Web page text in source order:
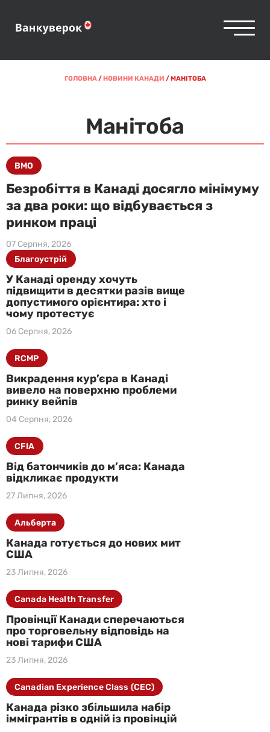
ГОЛОВНА/НОВИНИ КАНАДИ /МАНІТОБА
Манітоба
Безробіття в Канаді досягло мінімуму
за два роки: що відбувається з
ринком праці
07 Серпня, 2026
BMO
У Канаді оренду хочуть
підвищити в десятки разів вище
допустимого орієнтира: хто і
чому протестує
06 Серпня, 2026
Благоустрій
Викрадення кур’єра в Канаді
вивело на поверхню проблеми
ринку вейпів
04 Серпня, 2026
RCMP
Від батончиків до м’яса: Канада
відкликає продукти
27 Липня, 2026
CFIA
Канада готується до нових мит
США
23 Липня, 2026
Альберта
Провінції Канади сперечаються
про торговельну відповідь на
нові тарифи США
23 Липня, 2026
Canada Health Transfer
Канада різко збільшила набір
іммігрантів в одній із провінцій
Canadian Experience Class (CEC)